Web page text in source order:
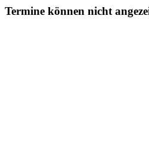
Termine können nicht